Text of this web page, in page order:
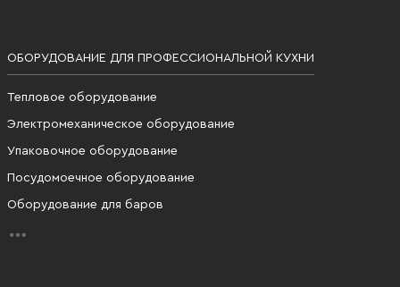
ОБОРУДОВАНИЕ ДЛЯ ПРОФЕССИОНАЛЬНОЙ КУХНИ
Тепловое оборудование
Электромеханическое оборудование
Упаковочное оборудование
Посудомоечное оборудование
Оборудование для баров